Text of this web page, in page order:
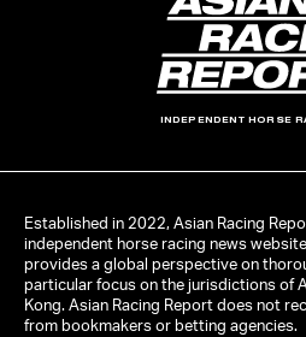
INDEPENDENT HORSE
Established in 2022, Asian Racing
independent horse racing news
provides a global perspective on
particular focus on the jurisdictions of
Kong. Asian Racing Report does not
from bookmakers or betting agencies.